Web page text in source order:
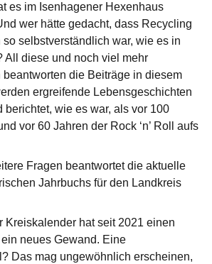
es im Isenhagener Hexenhaus
wer hätte gedacht, dass Recycling
selbstverständlich war, wie es in
All diese und noch viel mehr
die Beiträge in diesem
ergreifende Lebensgeschichten
berichtet, wie es war, als vor 100
vor 60 Jahren der Rock ‘n’ Roll aufs
Fragen beantwortet die aktuelle
Jahrbuchs für den Landkreis
Kreiskalender hat seit 2021 einen
neues Gewand. Eine
Das mag ungewöhnlich erscheinen,